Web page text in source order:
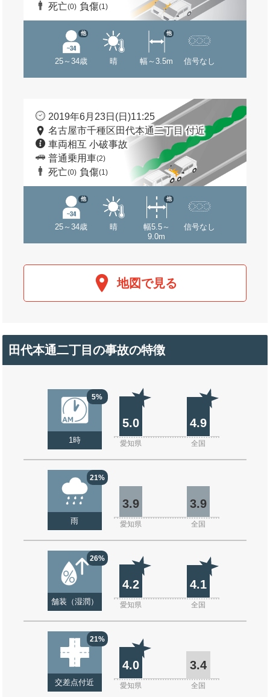
死亡(0) 負傷(1)
25～34歳
他
晴 幅～3.5m
他
信号なし
2019年6月23日(日)11:25
名古屋市千種区田代本通二丁目 付近
車両相互 小破事故
普通乗用車(2)
死亡(0) 負傷(1)
25～34歳
他
晴
幅5.5～
9.0m
他
信号なし
地図で見る
田代本通二丁目の事故の特徴
5%
1時
5.0 4.9
愛知県 全国
21%
雨
3.9 3.9
愛知県 全国
26%
舗装（湿潤）
4.2 4.1
愛知県 全国
21%
交差点付近
4.0 3.4
愛知県 全国